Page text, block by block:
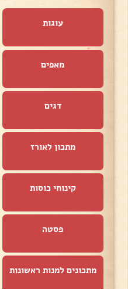
עוגות
מאפים
דגים
מתכון לאורז
קינוחי כוסות
פסטה
מתכונים למנות ראשונות